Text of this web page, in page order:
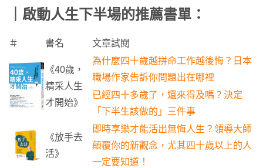
｜啟動人生下半場的推薦書單：
＃ 書名 文章試閱
《40歲，
精采人生
才開始》
為什麼四十歲越拼命工作越後悔？日本
職場作家告訴你問題出在哪裡
已經四十多歲了，還來得及嗎？決定
「下半生該做的」三件事
《放手去
活》
即時享樂才能活出無悔人生？領導大師
顛覆你的新觀念，尤其四十歲以上的人
一定要知道！